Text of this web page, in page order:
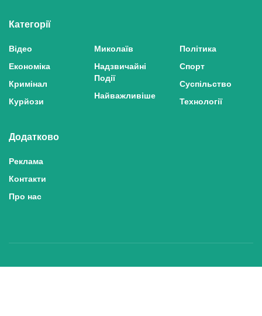
Категорії
Відео
Економіка
Кримінал
Курйози
Миколаїв
Надзвичайні
Події
Найважливіше
Політика
Спорт
Суспільство
Технології
Додатково
Реклама
Контакти
Про нас
Політика конфіденційності та захисту персональних даних